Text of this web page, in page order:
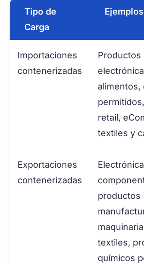
Tipo de
Carga
Ejemplos
Importaciones
contenerizadas
Productos
alimentos,
retail,
textiles y
Exportaciones
contenerizadas
productos
textiles,
químicos